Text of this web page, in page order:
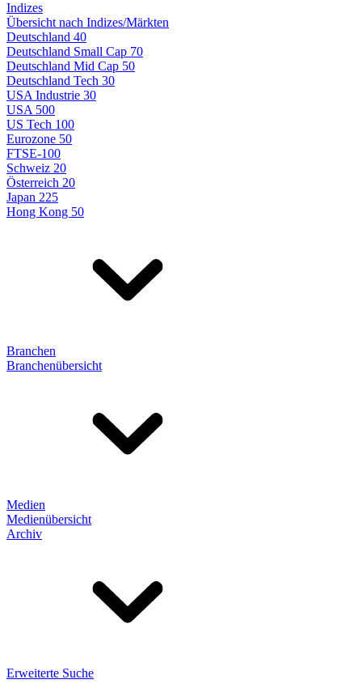
Indizes
Übersicht nach Indizes/Märkten
Deutschland 40
Deutschland Small Cap 70
Deutschland Mid Cap 50
Deutschland Tech 30
USA Industrie 30
USA 500
US Tech 100
Eurozone 50
FTSE-100
Schweiz 20
Österreich 20
Japan 225
Hong Kong 50
Branchen
Branchenübersicht
Medien
Medienübersicht
Archiv
Erweiterte Suche